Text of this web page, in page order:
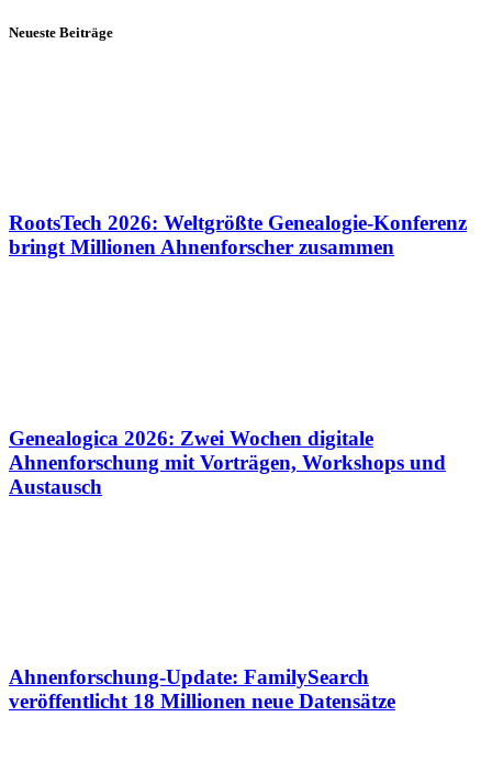
Neueste Beiträge
RootsTech 2026: Weltgrößte Genealogie-Konferenz
bringt Millionen Ahnenforscher zusammen
Genealogica 2026: Zwei Wochen digitale
Ahnenforschung mit Vorträgen, Workshops und
Austausch
Ahnenforschung-Update: FamilySearch
veröffentlicht 18 Millionen neue Datensätze